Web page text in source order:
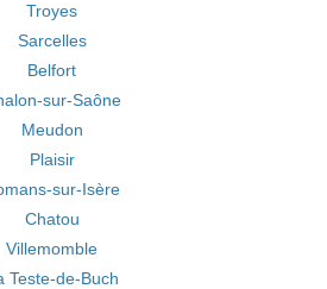
Troyes
Sarcelles
Belfort
sur-Saône
Meudon
Plaisir
sur-Isère
Chatou
Villemomble
Teste-de-Buch